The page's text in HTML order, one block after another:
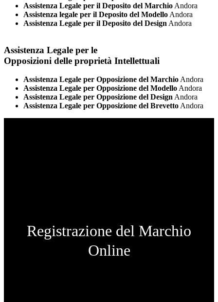
Assistenza Legale per il Deposito del Marchio Andora
Assistenza legale per il Deposito del Modello Andora
Assistenza Legale per il Deposito del Design Andora
Assistenza Legale per le
Opposizioni delle proprietà Intellettuali
Assistenza Legale per Opposizione del Marchio Andora
Assistenza Legale per Opposizione del Modello Andora
Assistenza Legale per Opposizione del Design Andora
Assistenza Legale per Opposizione del Brevetto Andora
Registrazione del Marchio
Online